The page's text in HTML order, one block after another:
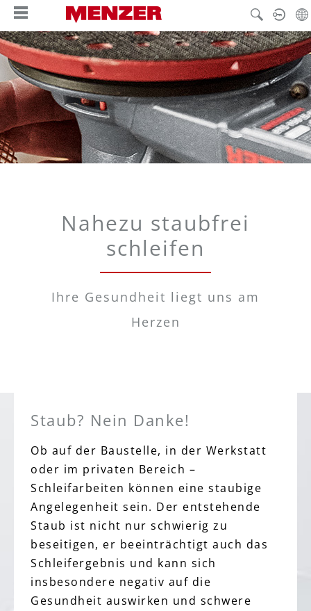
springen
Nahezu staubfrei
schleifen
Ihre Gesundheit liegt uns am
Herzen
Staub? Nein Danke!
Ob auf der Baustelle, in der Werkstatt
oder im privaten Bereich –
Schleifarbeiten können eine staubige
Angelegenheit sein. Der entstehende
Staub ist nicht nur schwierig zu
beseitigen, er beeinträchtigt auch das
Schleifergebnis und kann sich
insbesondere negativ auf die
Gesundheit auswirken und schwere